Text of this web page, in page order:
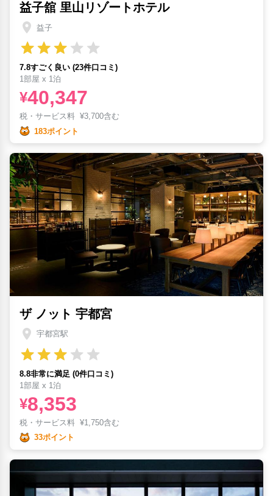
益子舘 里山リゾートホテル
益子
7.8すごく良い (23件口コミ)
1部屋 x 1泊
¥40,347
税・サービス料 ¥3,700含む
183ポイント
ザ ノット 宇都宮
宇都宮駅
8.8非常に満足 (0件口コミ)
1部屋 x 1泊
¥8,353
税・サービス料 ¥1,750含む
33ポイント